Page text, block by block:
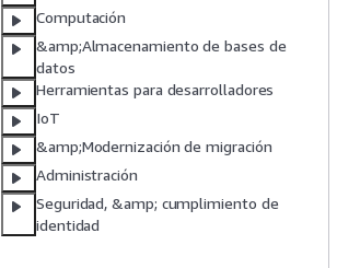
Computación
&amp;Almacenamiento de bases de
datos
Herramientas para desarrolladores
IoT
&amp;Modernización de migración
Administración
Seguridad, &amp; cumplimiento de
identidad